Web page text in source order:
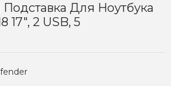
Для Ноутбука
17", 2 USB, 5